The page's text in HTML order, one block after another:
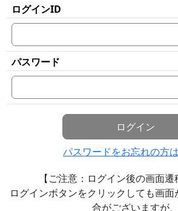
ログインID
パスワード
ログイン
パスワードをお忘れの方
【ご注意：ログイン後の画面遷
ログインボタンをクリックしても画
合がございますが、